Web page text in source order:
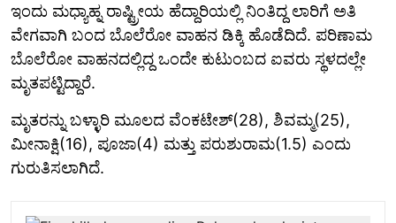
ಇಂದು ಮಧ್ಯಾಹ್ನ ರಾಷ್ಟ್ರೀಯ ಹೆದ್ದಾರಿಯಲ್ಲಿ ನಿಂತಿದ್ದ ಲಾರಿಗೆ ಅತಿ
ವೇಗವಾಗಿ ಬಂದ ಬೊಲೆರೋ ವಾಹನ ಡಿಕ್ಕಿ ಹೊಡೆದಿದೆ. ಪರಿಣಾಮ
ಬೊಲೆರೋ ವಾಹನದಲ್ಲಿದ್ದ ಒಂದೇ ಕುಟುಂಬದ ಐವರು ಸ್ಥಳದಲ್ಲೇ
ಮೃತಪಟ್ಟಿದ್ದಾರೆ.
ಮೃತರನ್ನು ಬಳ್ಳಾರಿ ಮೂಲದ ವೆಂಕಟೇಶ್(28), ಶಿವಮ್ಮ(25),
ಮೀನಾಕ್ಷಿ(16), ಪೂಜಾ(4) ಮತ್ತು ಪರುಶುರಾಮ(1.5) ಎಂದು
ಗುರುತಿಸಲಾಗಿದೆ.